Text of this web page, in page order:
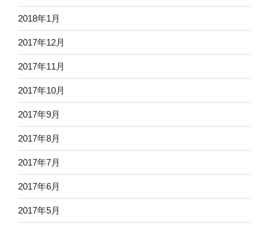
2018年1月
2017年12月
2017年11月
2017年10月
2017年9月
2017年8月
2017年7月
2017年6月
2017年5月